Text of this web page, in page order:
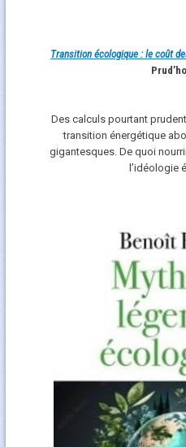
Transition écologique : le coût
Des calculs pourtant
transition énergétique
gigantesques. De quoi
l’idéologie